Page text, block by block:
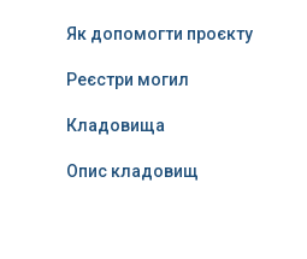
Як допомогти проєкту
Реєстри могил
Кладовища
Опис кладовищ